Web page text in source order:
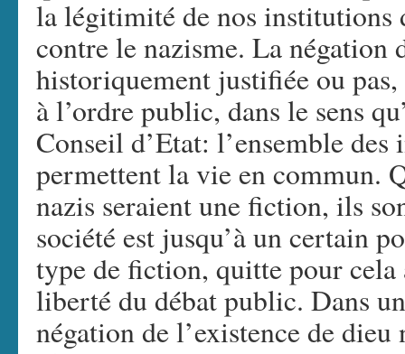
la légitimité de nos institutions
contre le nazisme. La négation
historiquement justifiée ou
à l’ordre public, dans le sens
Conseil d’Etat: l’ensemble
permettent la vie en commun.
nazis seraient une fiction, ils
société est jusqu’à un certain
type de fiction, quitte pour
liberté du débat public. Dans
négation de l’existence de dieu